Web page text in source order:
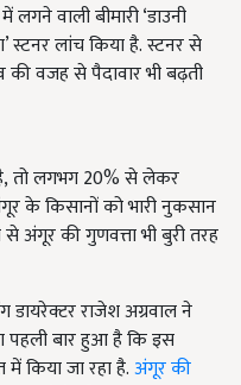
वाली बीमारी ‘डाउनी
स्टनर लांच किया है. स्टनर से
वजह से पैदावार भी बढ़ती
तो लगभग 20% से लेकर
के किसानों को भारी नुकसान
से अंगूर की गुणवत्ता भी बुरी तरह
डायरेक्टर राजेश अग्रवाल ने
पहली बार हुआ है कि इस
किया जा रहा है.अंगूर की